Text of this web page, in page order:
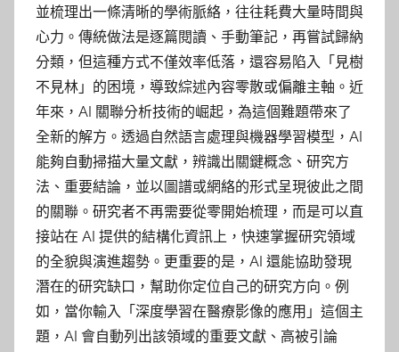
並梳理出一條清晰的學術脈絡，往往耗費大量時間與
心力。傳統做法是逐篇閱讀、手動筆記，再嘗試歸納
分類，但這種方式不僅效率低落，還容易陷入「見樹
不見林」的困境，導致綜述內容零散或偏離主軸。近
年來，AI 關聯分析技術的崛起，為這個難題帶來了
全新的解方。透過自然語言處理與機器學習模型，AI
能夠自動掃描大量文獻，辨識出關鍵概念、研究方
法、重要結論，並以圖譜或網絡的形式呈現彼此之間
的關聯。研究者不再需要從零開始梳理，而是可以直
接站在 AI 提供的結構化資訊上，快速掌握研究領域
的全貌與演進趨勢。更重要的是，AI 還能協助發現
潛在的研究缺口，幫助你定位自己的研究方向。例
如，當你輸入「深度學習在醫療影像的應用」這個主
題，AI 會自動列出該領域的重要文獻、高被引論